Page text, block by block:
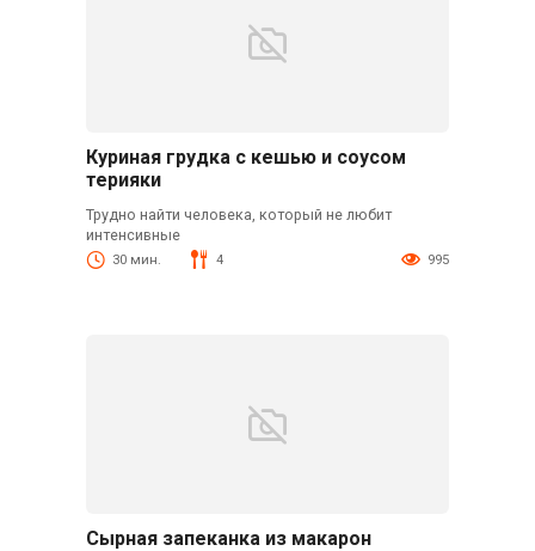
Куриная грудка с кешью и соусом
терияки
Трудно найти человека, который не любит
интенсивные
30 мин. 4 995
Сырная запеканка из макарон